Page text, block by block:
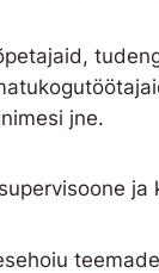
jne.
ja